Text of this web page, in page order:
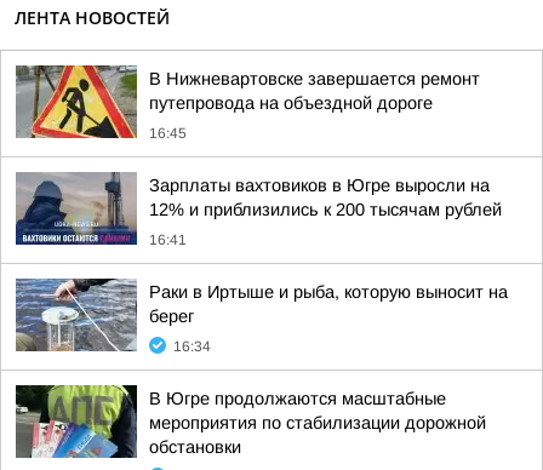
ЛЕНТА НОВОСТЕЙ
В Нижневартовске завершается ремонт
путепровода на объездной дороге
16:45
Зарплаты вахтовиков в Югре выросли на
12% и приблизились к 200 тысячам рублей
16:41
Раки в Иртыше и рыба, которую выносит на
берег
16:34
В Югре продолжаются масштабные
мероприятия по стабилизации дорожной
обстановки